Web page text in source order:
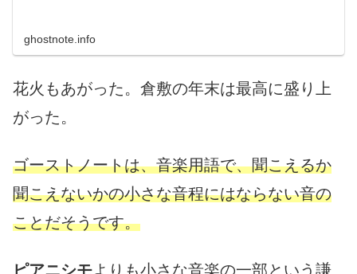
ghostnote.info
花火もあがった。倉敷の年末は最高に盛り上
がった。
ゴーストノートは、音楽用語で、聞こえるか
聞こえないかの小さな音程にはならない音の
ことだそうです。
ピアニシモよりも小さな音楽の一部という謙